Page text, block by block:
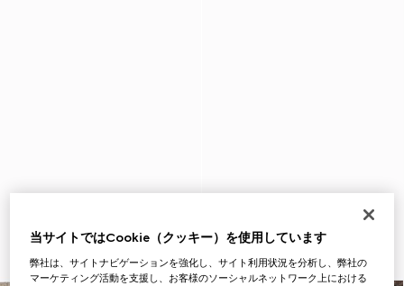
当サイトではCookie（クッキー）を使用しています
弊社は、サイトナビゲーションを強化し、サイト利用状況を分析し、弊社の
マーケティング活動を支援し、お客様のソーシャルネットワーク上における